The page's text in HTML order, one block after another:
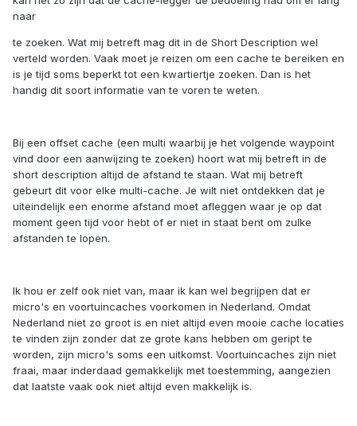
naar
te zoeken. Wat mij betreft mag dit in de Short Description wel
verteld worden. Vaak moet je reizen om een cache te bereiken en
is je tijd soms beperkt tot een kwartiertje zoeken. Dan is het
handig dit soort informatie van te voren te weten.
Bij een offset cache (een multi waarbij je het volgende waypoint
vind door een aanwijzing te zoeken) hoort wat mij betreft in de
short description altijd de afstand te staan. Wat mij betreft
gebeurt dit voor elke multi-cache. Je wilt niet ontdekken dat je
uiteindelijk een enorme afstand moet afleggen waar je op dat
moment geen tijd voor hebt of er niet in staat bent om zulke
afstanden te lopen.
Ik hou er zelf ook niet van, maar ik kan wel begrijpen dat er
micro's en voortuincaches voorkomen in Nederland. Omdat
Nederland niet zo groot is en niet altijd even mooie cache locaties
te vinden zijn zonder dat ze grote kans hebben om geript te
worden, zijn micro's soms een uitkomst. Voortuincaches zijn niet
fraai, maar inderdaad gemakkelijk met toestemming, aangezien
dat laatste vaak ook niet altijd even makkelijk is.